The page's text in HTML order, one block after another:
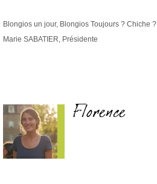
Blongios un jour, Blongios Toujours ? Chiche ?
Marie SABATIER, Présidente
Florence